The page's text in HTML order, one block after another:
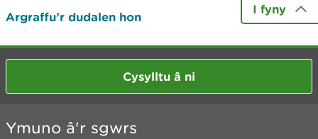
Argraffu’r dudalen hon
I fyny
Cysylltu â ni
Ymuno â'r sgwrs